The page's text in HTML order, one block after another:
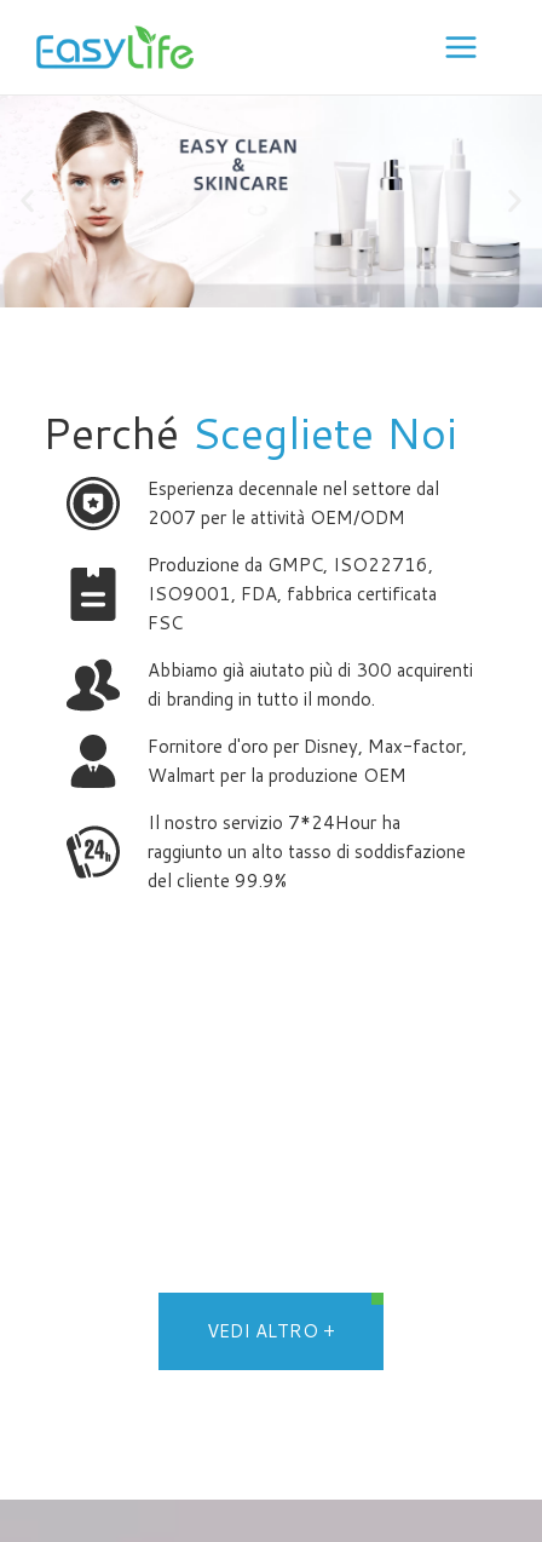
Perché Scegliete Noi
Esperienza decennale nel settore dal
2007 per le attività OEM/ODM
Produzione da GMPC, ISO22716,
ISO9001, FDA, fabbrica certificata
FSC
Abbiamo già aiutato più di 300 acquirenti
di branding in tutto il mondo.
Fornitore d'oro per Disney, Max-factor,
Walmart per la produzione OEM
Il nostro servizio 7*24Hour ha
raggiunto un alto tasso di soddisfazione
del cliente 99.9%
VEDI ALTRO +